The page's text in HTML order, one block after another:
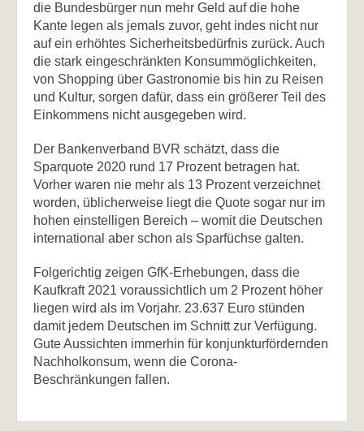
die Bundesbürger nun mehr Geld auf die hohe
Kante legen als jemals zuvor, geht indes nicht nur
auf ein erhöhtes Sicherheitsbedürfnis zurück. Auch
die stark eingeschränkten Konsummöglichkeiten,
von Shopping über Gastronomie bis hin zu Reisen
und Kultur, sorgen dafür, dass ein größerer Teil des
Einkommens nicht ausgegeben wird.
Der Bankenverband BVR schätzt, dass die
Sparquote 2020 rund 17 Prozent betragen hat.
Vorher waren nie mehr als 13 Prozent verzeichnet
worden, üblicherweise liegt die Quote sogar nur im
hohen einstelligen Bereich – womit die Deutschen
international aber schon als Sparfüchse galten.
Folgerichtig zeigen GfK-Erhebungen, dass die
Kaufkraft 2021 voraussichtlich um 2 Prozent höher
liegen wird als im Vorjahr. 23.637 Euro stünden
damit jedem Deutschen im Schnitt zur Verfügung.
Gute Aussichten immerhin für konjunkturfördernden
Nachholkonsum, wenn die Corona-
Beschränkungen fallen.